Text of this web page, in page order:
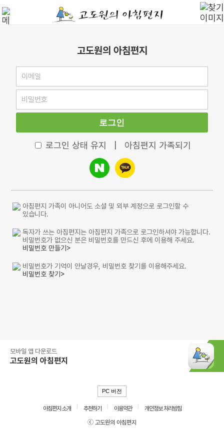
고도원의 아침편지
로그인
로그인 상태 유지 아침편지 가족되기
아침편지 가족이 아니어도 소셜 및 외부 계정으로 로그인할 수
있습니다.
독자가 쓰는 아침편지는 아침편지 가족으로 로그인하셔야 가능합니다.
비밀번호가 없으신 분은 비밀번호를 만드신 후에 이용해 주세요.
비밀번호 만들기>
비밀번호가 기억이 안날경우, 비밀번호 찾기를 이용해주세요.
비밀번호 찾기>
모바일 앱 다운로드
고도원의 아침편지
PC 버전
아침편지 소개 추천하기 이용약관
개인정보 처리방침
ⓒ 고도원의 아침편지